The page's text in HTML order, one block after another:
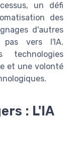
un défi
des
d'autres
vers l'IA.
technologies
et une volonté
: L'IA